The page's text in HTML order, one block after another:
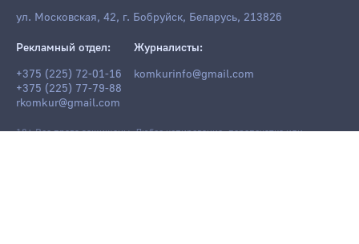
ул. Московская, 42, г. Бобруйск, Беларусь, 213826
Рекламный отдел:
+375 (225) 72-01-16
+375 (225) 77-79-88
rkomkur@gmail.com
Журналисты:
komkurinfo@gmail.com
18+ Все права защищены. Любое копирование, перепечатка или